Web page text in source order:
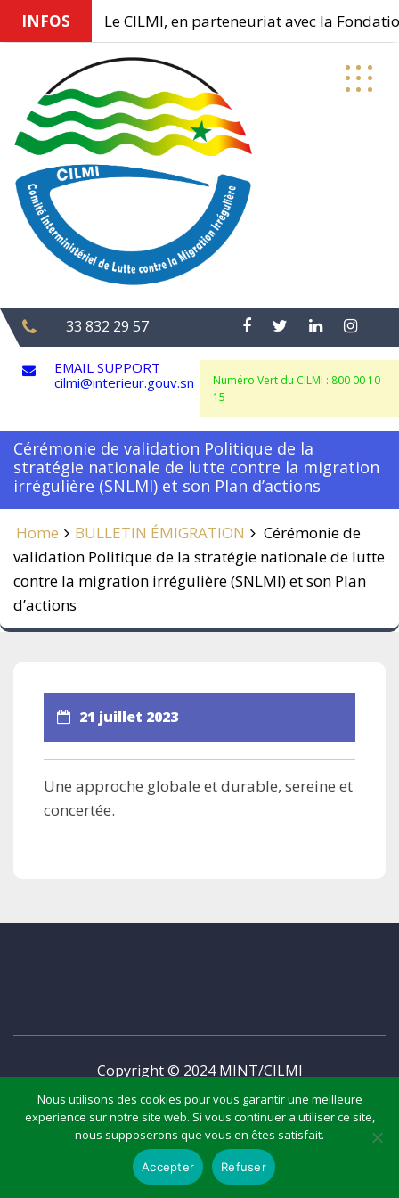
INFOS
Le CILMI, en parteneuriat avec la
content
33 832 29 57
EMAIL SUPPORT
cilmi@interieur.gouv.sn
Numéro Vert du CILMI : 800 00 10
15
Cérémonie de validation Politique de la
stratégie nationale de lutte contre la migration
irrégulière (SNLMI) et son Plan d’actions
Home BULLETIN ÉMIGRATION
Cérémonie de
validation Politique de la stratégie nationale de lutte
contre la migration irrégulière (SNLMI) et son Plan
d’actions
21 juillet 2023
Une approche globale et durable, sereine et
concertée.
Copyright © 2024 MINT/CILMI
Nous utilisons des cookies pour vous garantir une meilleure
experience sur notre site web. Si vous continuer a utiliser ce site,
nous supposerons que vous en êtes satisfait.
Accepter Refuser